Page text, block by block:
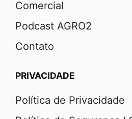
Comercial
Podcast AGRO2
Contato
PRIVACIDADE
Política de Privacidade